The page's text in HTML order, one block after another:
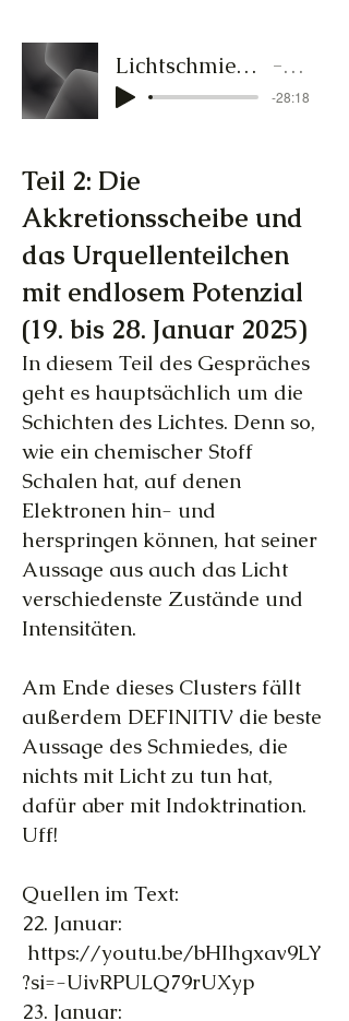
Lichtschmied-Audiocluster-1_13.bis18.Jan25.MP3
-28:18
Teil 2: Die
Akkretionsscheibe und
das Urquellenteilchen
mit endlosem Potenzial
(19. bis 28. Januar 2025)
In diesem Teil des Gespräches
geht es hauptsächlich um die
Schichten des Lichtes. Denn so,
wie ein chemischer Stoff
Schalen hat, auf denen
Elektronen hin- und
herspringen können, hat seiner
Aussage aus auch das Licht
verschiedenste Zustände und
Intensitäten.
Am Ende dieses Clusters fällt
außerdem DEFINITIV die beste
Aussage des Schmiedes, die
nichts mit Licht zu tun hat,
dafür aber mit Indoktrination.
Uff!
Quellen im Text:
​22. Januar:
https://youtu.be/bHIhgxav9LY
?si=-UivRPULQ79rUXyp
23. Januar: